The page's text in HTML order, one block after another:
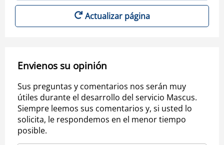
Actualizar página
Envienos su opinión
Sus preguntas y comentarios nos serán muy
útiles durante el desarrollo del servicio Mascus.
Siempre leemos sus comentarios y, si usted lo
solicita, le respondemos en el menor tiempo
posible.